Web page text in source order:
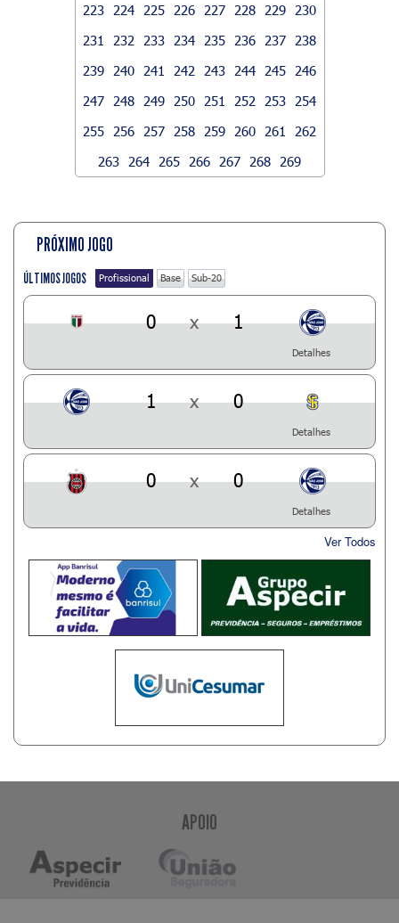
223
224 225 226 227 228 229
230
231
232 233 234 235 236 237
238
239
240 241 242 243 244 245
246
247
248 249 250 251 252 253
254
255
256 257 258 259 260 261
262
263
264 265 266 267 268 269
PRÓXIMO JOGO
ÚLTIMOS JOGOS Profissional Base Sub-20
0 x 1
Detalhes
1 x 0
Detalhes
0 x 0
Detalhes
Ver Todos
APOIO